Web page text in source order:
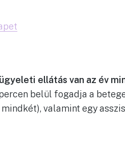
ellátás van az év
belül fogadja a
valamint egy